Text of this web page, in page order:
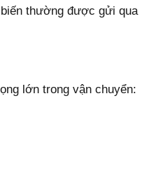
thường được gửi qua
lớn trong vận chuyển: